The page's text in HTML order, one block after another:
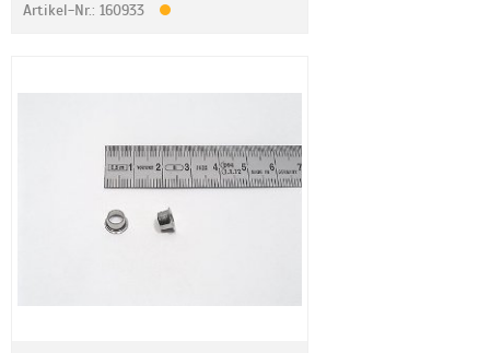
Artikel-Nr.: 160933